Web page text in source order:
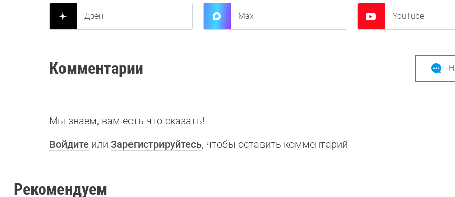
Дзен Max YouTube
Комментарии
Мы знаем, вам есть что сказать!
Войдите или Зарегистрируйтесь, чтобы оставить комментарий
Рекомендуем